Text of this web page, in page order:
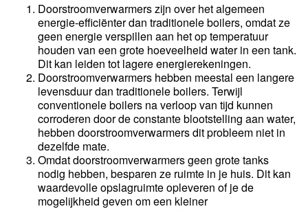
Doorstroomverwarmers zijn over het algemeen
energie-efficiënter dan traditionele boilers, omdat ze
geen energie verspillen aan het op temperatuur
houden van een grote hoeveelheid water in een tank.
Dit kan leiden tot lagere energierekeningen.
Doorstroomverwarmers hebben meestal een langere
levensduur dan traditionele boilers. Terwijl
conventionele boilers na verloop van tijd kunnen
corroderen door de constante blootstelling aan water,
hebben doorstroomverwarmers dit probleem niet in
dezelfde mate.
Omdat doorstroomverwarmers geen grote tanks
nodig hebben, besparen ze ruimte in je huis. Dit kan
waardevolle opslagruimte opleveren of je de
mogelijkheid geven om een kleiner